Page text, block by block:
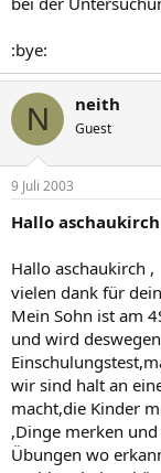
:bye:
N neith
Guest
9 Juli 2003
Hallo
Hallo aschaukirch ,
vielen dank für
Mein Sohn ist am
und wird
wir sind halt an
macht,die Kinder
,Dinge merken
Übungen wo